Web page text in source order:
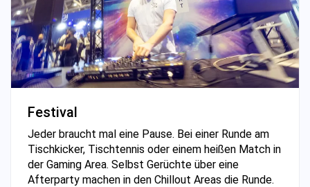
Festival
Jeder braucht mal eine Pause. Bei einer Runde am
Tischkicker, Tischtennis oder einem heißen Match in
der Gaming Area. Selbst Gerüchte über eine
Afterparty machen in den Chillout Areas die Runde.